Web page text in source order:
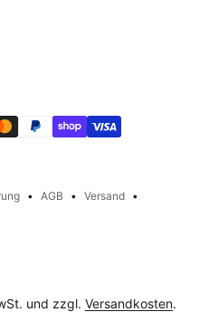
AGB
Versand
und zzgl. Versandkosten.